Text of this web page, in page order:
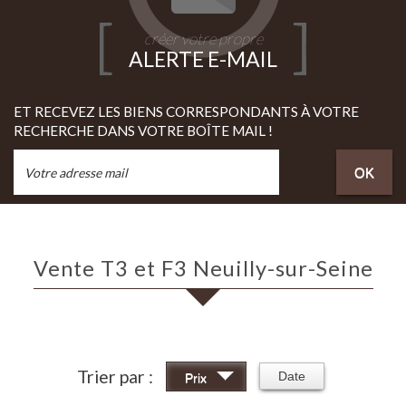
créer votre propre
ALERTE E-MAIL
ET RECEVEZ LES BIENS CORRESPONDANTS À VOTRE
RECHERCHE DANS VOTRE BOÎTE MAIL !
OK
Vente T3 et F3 Neuilly-sur-Seine
Trier par : Prix Date